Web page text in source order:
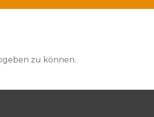
zu können.